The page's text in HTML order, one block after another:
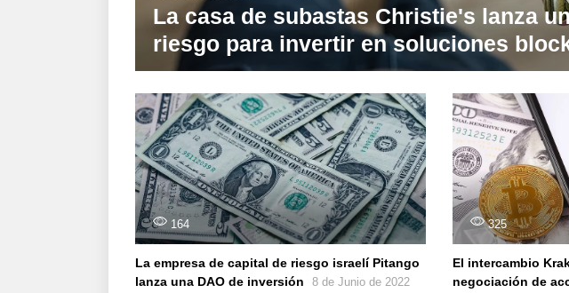
La casa de subastas Christie's lanza
riesgo para invertir en soluciones
164
La empresa de capital de riesgo israelí Pitango
lanza una DAO de inversión
8 de Junio de 2022
325
El intercambio
negociación de